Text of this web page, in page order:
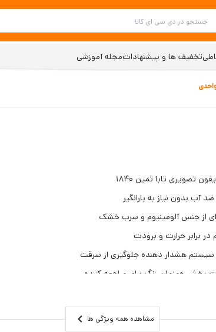
تخفیف ها و پیشنهاداتمجله آموزشی
تصویری تابا ثمین 1840
ضد آب بدون نیاز به بارانگیر
ای از جنس آلومینیوم و سرب خشک
در برابر حرارت و برودت
سیستم هشدار دهنده جلوگیری از سرقت
پخش همزمان زنگ برای مراجعه کننده
مشاهده همه ویژگی ها